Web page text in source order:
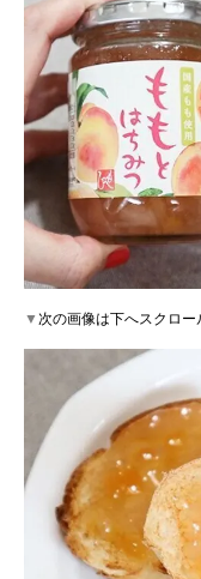
▼次の画像は下へスクロ